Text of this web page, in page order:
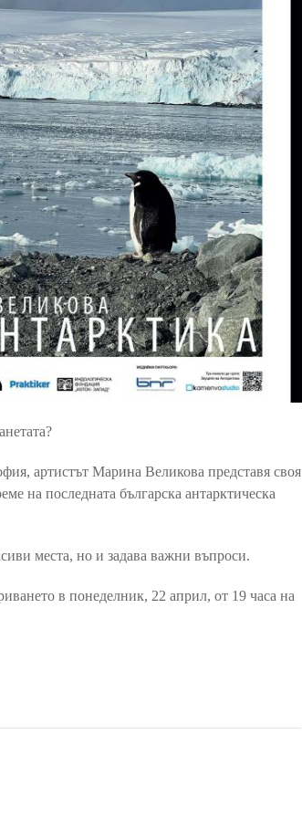
артистът Марина Великова представя своя
на последната българска антарктическа
места, но и задава важни въпроси.
в понеделник, 22 април, от 19 часа на